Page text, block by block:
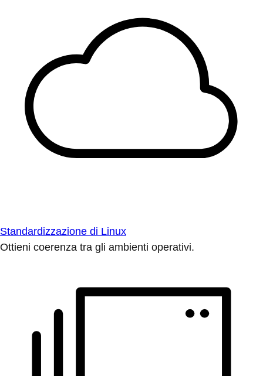
Standardizzazione di Linux
Ottieni coerenza tra gli ambienti operativi.